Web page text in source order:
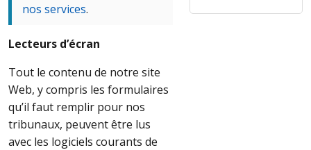
nos services.
Lecteurs d’écran
Tout le contenu de notre site
Web, y compris les formulaires
qu’il faut remplir pour nos
tribunaux, peuvent être lus
avec les logiciels courants de